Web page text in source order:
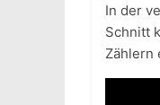
In der
Schnitt
Zählern